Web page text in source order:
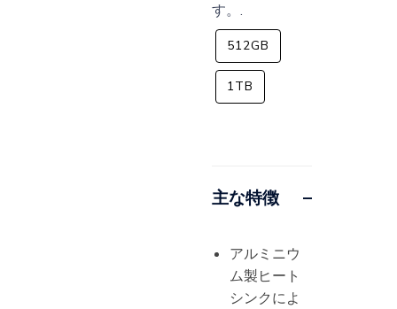
す。.
512GB
1TB
主な特徴
アルミニウ
ム製ヒート
シンクによ